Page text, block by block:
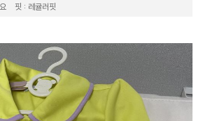
핏 : 레귤러핏